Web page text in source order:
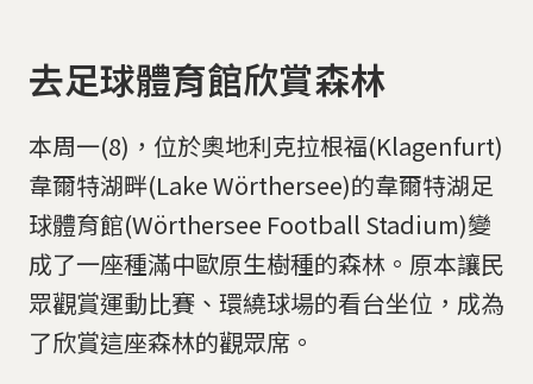
去足球體育館欣賞森林
本周一(8)，位於奧地利克拉根福(Klagenfurt)
韋爾特湖畔(Lake Wörthersee)的韋爾特湖足
球體育館(Wörthersee Football Stadium)變
成了一座種滿中歐原生樹種的森林。原本讓民
眾觀賞運動比賽、環繞球場的看台坐位，成為
了欣賞這座森林的觀眾席。